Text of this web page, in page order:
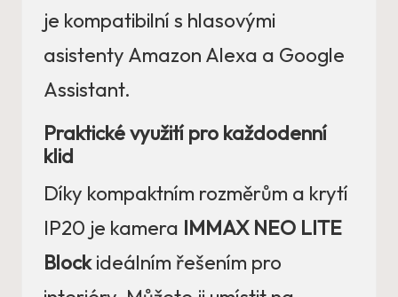
je kompatibilní s hlasovými
asistenty Amazon Alexa a Google
Assistant.
Praktické využití pro každodenní
klid
Díky kompaktním rozměrům a krytí
IP20 je kamera IMMAX NEO LITE
Blockideálním řešením pro